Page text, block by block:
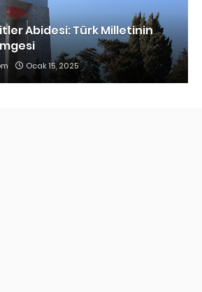
Abidesi: Türk Milletinin
Ocak 15, 2025